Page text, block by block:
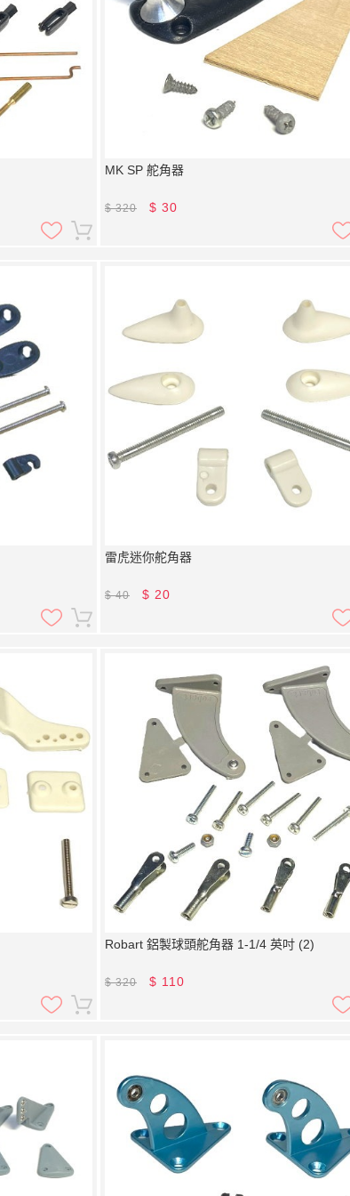
MK SP 舵角器
$320 $ 30
雷虎迷你舵角器
$40 $ 20
Robart 鋁製球頭舵角器 1-1/4 英吋 (2)
$320 $ 110